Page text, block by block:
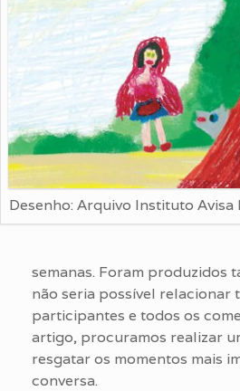
Desenho: Arquivo Instituto Avisa
semanas. Foram produzidos
não seria possível relacionar
participantes e todos os
artigo, procuramos realizar
resgatar os momentos mais
conversa.